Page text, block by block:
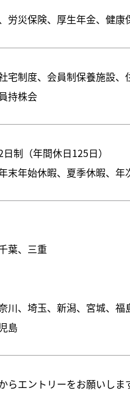
労災保険、厚⽣年⾦、健康
宅制度、会員制保養施設
持株会
制（年間休日125日）
末年始休暇、夏季休暇、
葉、三重
川、埼玉、新潟、宮城、福
島
らエントリーをお願いしま